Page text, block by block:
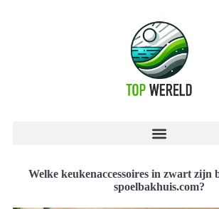
Welke keukenaccessoires in zwart zijn
spoelbakhuis.com?